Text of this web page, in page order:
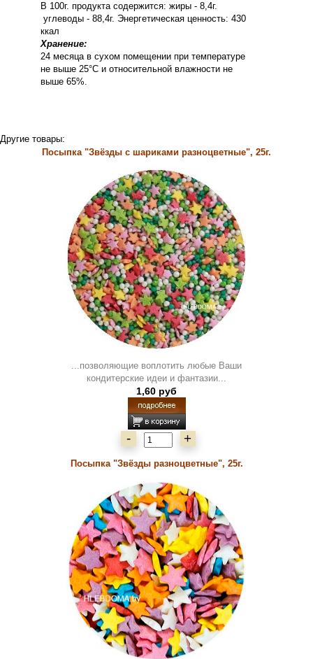
В 100г. продукта содержится: жиры - 8,4г.
углеводы - 88,4г. Энергетическая ценность: 430
ккал
Хранение:
24 месяца в сухом помещении при температуре
не выше 25°С и относительной влажности не
выше 65%.
Другие товары:
Посыпка "Звёзды с шариками разноцветные", 25г.
...позволяющие воплотить любые Ваши
кондитерские идеи и фантазии...
1,60 руб
- +
Посыпка "Звёзды разноцветные", 25г.